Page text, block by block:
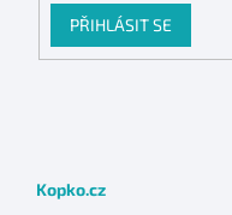
PŘIHLÁSIT SE
Kopko.cz